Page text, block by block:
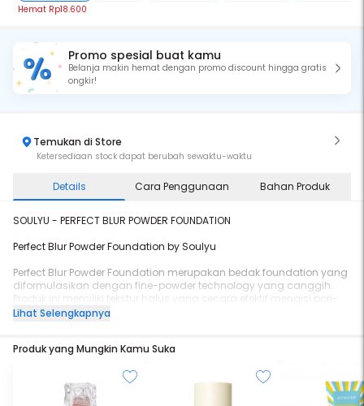
Hemat Rp18.600
Promo spesial buat kamu
Belanja makin hemat dengan promo discount hingga gratis
ongkir!
Temukan di Store
Ketersediaan stock dapat berubah sewaktu-waktu
Details Cara Penggunaan Bahan Produk
SOULYU - PERFECT BLUR POWDER FOUNDATION
Perfect Blur Powder Foundation by Soulyu
Perfect Blur Powder Foundation merupakan bedak foundation yang
diformulasikan dengan fine-powder technology yang canggih.
Produk ini memiliki tekstur halus yang secara efektif mengisi pori-
pori, memberikan efek blur tanpa pori untuk hasil akhir yang lembut
produk ini membantu menjaga dan memulihkan lapisan
memberikan hidrasi, menjadikan kulit tampak bercahaya alami.
Available in 6 shades:
Lihat Selengkapnya
Produk yang Mungkin Kamu Suka